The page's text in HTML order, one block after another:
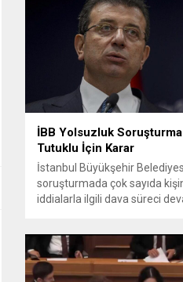
gelişmelere dair
içermektedir. Yaklaşık 2 saat
süren oturumun sonuç
mücadele, bölgesel istikrar,...
İBB Yolsuzluk
Tutuklu İçin Karar
İstanbul Büyükşehir
soruşturmada çok sayıda
iddialarla ilgili dava süreci
değerlendirdi. İnceleme
aralarında Ekrem
bulunduğu 53 tutuklu